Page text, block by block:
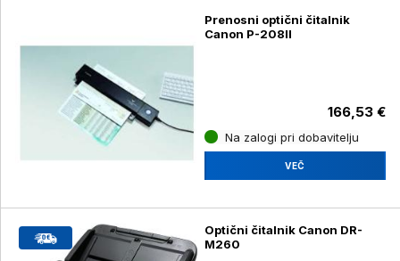
Prenosni optični čitalnik
Canon P-208II
166,53 €
Na zalogi pri dobavitelju
VEČ
Optični čitalnik Canon DR-
M260